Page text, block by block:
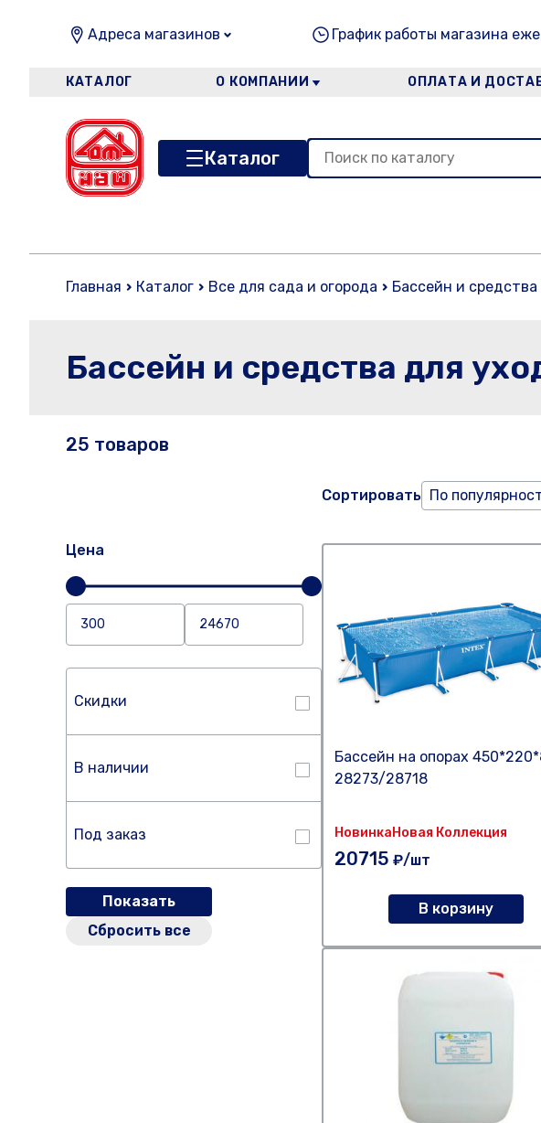
Адреса магазинов График работы магазина
КАТАЛОГ О КОМПАНИИ ОПЛАТА И
Каталог
Главная Каталог Все для сада и огорода Бассейн и
Бассейн и средства для
25 товаров
Цена
Скидки
В наличии
Под заказ
Показать
Сбросить все
Сортировать По
Бассейн на опорах
28273/28718
НовинкаНовая Коллекция
20715 ₽/шт
В корзину